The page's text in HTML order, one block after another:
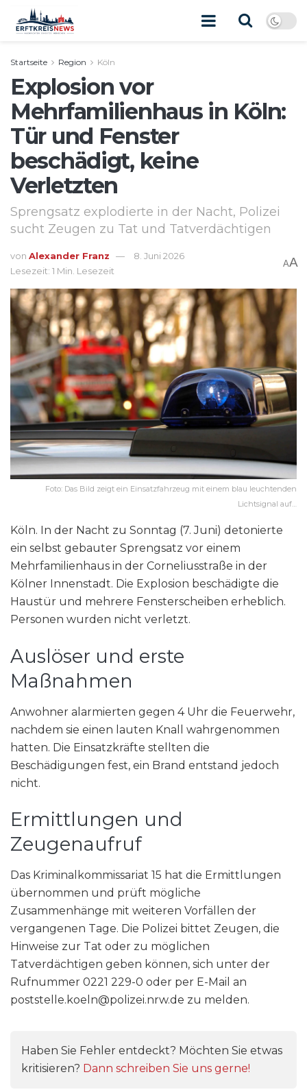
Startseite Region Köln
Explosion vor
Mehrfamilienhaus in Köln:
Tür und Fenster
beschädigt, keine
Verletzten
Sprengsatz explodierte in der Nacht, Polizei
sucht Zeugen zu Tat und Tatverdächtigen
von Alexander Franz
8. Juni 2026
Lesezeit: 1 Min. Lesezeit
AA
Foto: Das Bild zeigt ein Einsatzfahrzeug mit einem blau leuchtenden
Lichtsignal auf…
Köln. In der Nacht zu Sonntag (7. Juni) detonierte
ein selbst gebauter Sprengsatz vor einem
Mehrfamilienhaus in der Corneliusstraße in der
Kölner Innenstadt. Die Explosion beschädigte die
Haustür und mehrere Fensterscheiben erheblich.
Personen wurden nicht verletzt.
Auslöser und erste
Maßnahmen
Anwohner alarmierten gegen 4 Uhr die Feuerwehr,
nachdem sie einen lauten Knall wahrgenommen
hatten. Die Einsatzkräfte stellten die
Beschädigungen fest, ein Brand entstand jedoch
nicht.
Ermittlungen und
Zeugenaufruf
Das Kriminalkommissariat 15 hat die Ermittlungen
übernommen und prüft mögliche
Zusammenhänge mit weiteren Vorfällen der
vergangenen Tage. Die Polizei bittet Zeugen, die
Hinweise zur Tat oder zu möglichen
Tatverdächtigen geben können, sich unter der
Rufnummer 0221 229-0 oder per E-Mail an
poststelle.koeln@polizei.nrw.de zu melden.
Haben Sie Fehler entdeckt? Möchten Sie etwas
kritisieren? Dann schreiben Sie uns gerne!